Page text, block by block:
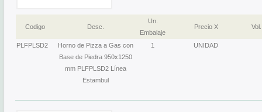
Codigo Desc.
Un.
Embalaje
Precio X Vol.
PLFPLSD2
Horno de Pizza a Gas con
Base de Piedra 950x1250
mm PLFPLSD2 Línea
Estambul
1 UNIDAD